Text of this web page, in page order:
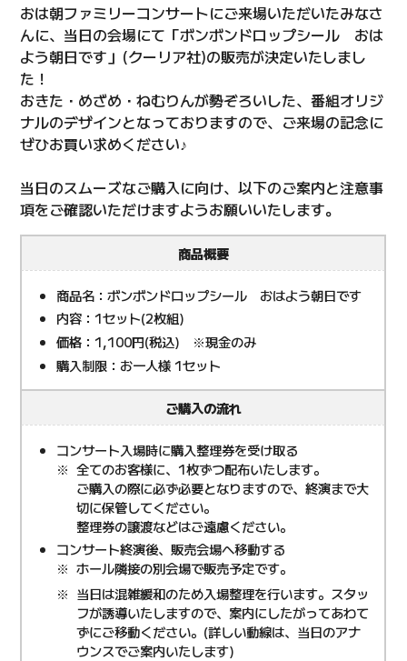
おは朝ファミリーコンサートにご来場いただいたみなさ
んに、当日の会場にて「ボンボンドロップシール おは
よう朝日です」(クーリア社)の販売が決定いたしまし
た！
おきた・めざめ・ねむりんが勢ぞろいした、番組オリジ
ナルのデザインとなっておりますので、ご来場の記念に
ぜひお買い求めください♪
当日のスムーズなご購入に向け、以下のご案内と注意事
項をご確認いただけますようお願いいたします。
商品概要
商品名：ボンボンドロップシール おはよう朝日です
内容：1セット(2枚組)
価格：1,100円(税込) ※現金のみ
購入制限：お一人様 1セット
ご購入の流れ
コンサート入場時に購入整理券を受け取る
全てのお客様に、1枚ずつ配布いたします。
ご購入の際に必ず必要となりますので、終演まで大
切に保管してください。
整理券の譲渡などはご遠慮ください。
コンサート終演後、販売会場へ移動する
ホール隣接の別会場で販売予定です。
当日は混雑緩和のため入場整理を行います。スタッ
フが誘導いたしますので、案内にしたがってあわて
ずにご移動ください。(詳しい動線は、当日のアナ
ウンスでご案内いたします)